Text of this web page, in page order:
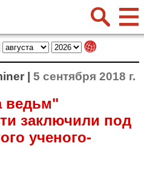
| 5 сентября 2018 г.
ведьм"
заключили под
ученого-